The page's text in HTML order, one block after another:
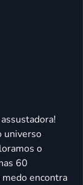
universo
o
60
medo encontra